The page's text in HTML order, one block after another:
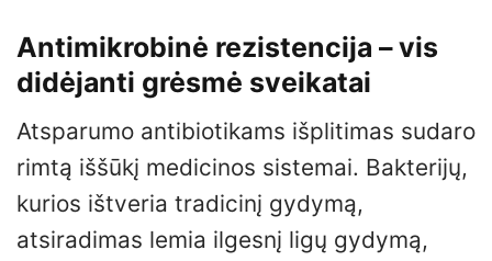
Antimikrobinė rezistencija – vis
didėjanti grėsmė sveikatai
Atsparumo antibiotikams išplitimas sudaro
rimtą iššūkį medicinos sistemai. Bakterijų,
kurios ištveria tradicinį gydymą,
atsiradimas lemia ilgesnį ligų gydymą,